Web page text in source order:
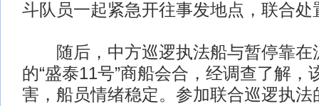
斗队员一起紧急开往事发地点，联合处
随后，中方巡逻执法船与暂停靠在
的“盛泰11号”商船会合，经调查了解，
害，船员情绪稳定。参加联合巡逻执法